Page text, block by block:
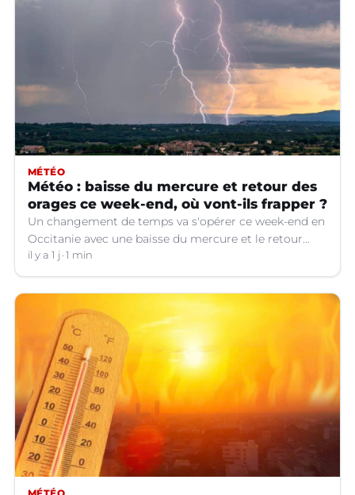
MÉTÉO
Météo : baisse du mercure et retour des
orages ce week-end, où vont-ils frapper ?
Un changement de temps va s'opérer ce week-end en
Occitanie avec une baisse du mercure et le retour
d'orages dans certains départements.
il y a 1 j 1 min